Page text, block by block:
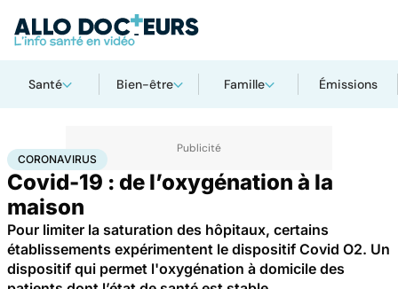
Santé Bien-être Famille Émissions
AccueilSantéMaladies Coronavirus
CORONAVIRUS
Covid-19 : de l’oxygénation à la
maison
Pour limiter la saturation des hôpitaux, certains
établissements expérimentent le dispositif Covid O2. Un
dispositif qui permet l'oxygénation à domicile des